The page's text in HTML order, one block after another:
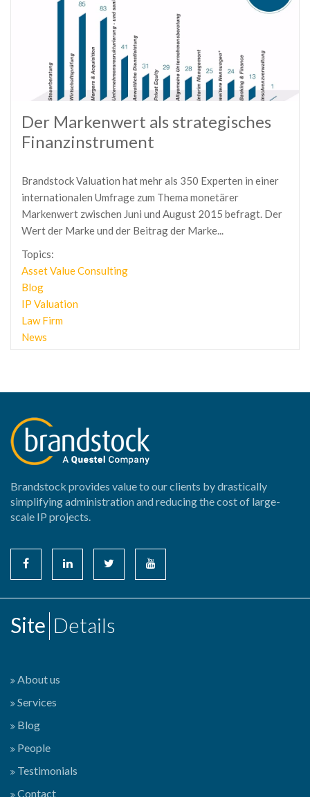
Der Markenwert als strategisches
Finanzinstrument
Brandstock Valuation hat mehr als 350 Experten in einer
internationalen Umfrage zum Thema monetärer
Markenwert zwischen Juni und August 2015 befragt. Der
Wert der Marke und der Beitrag der Marke...
Topics:
Asset Value Consulting
Blog
IP Valuation
Law Firm
News
Brandstock provides value to our clients by drastically
simplifying administration and reducing the cost of large-
scale IP projects.
Site Details
About us
Services
Blog
People
Testimonials
Contact